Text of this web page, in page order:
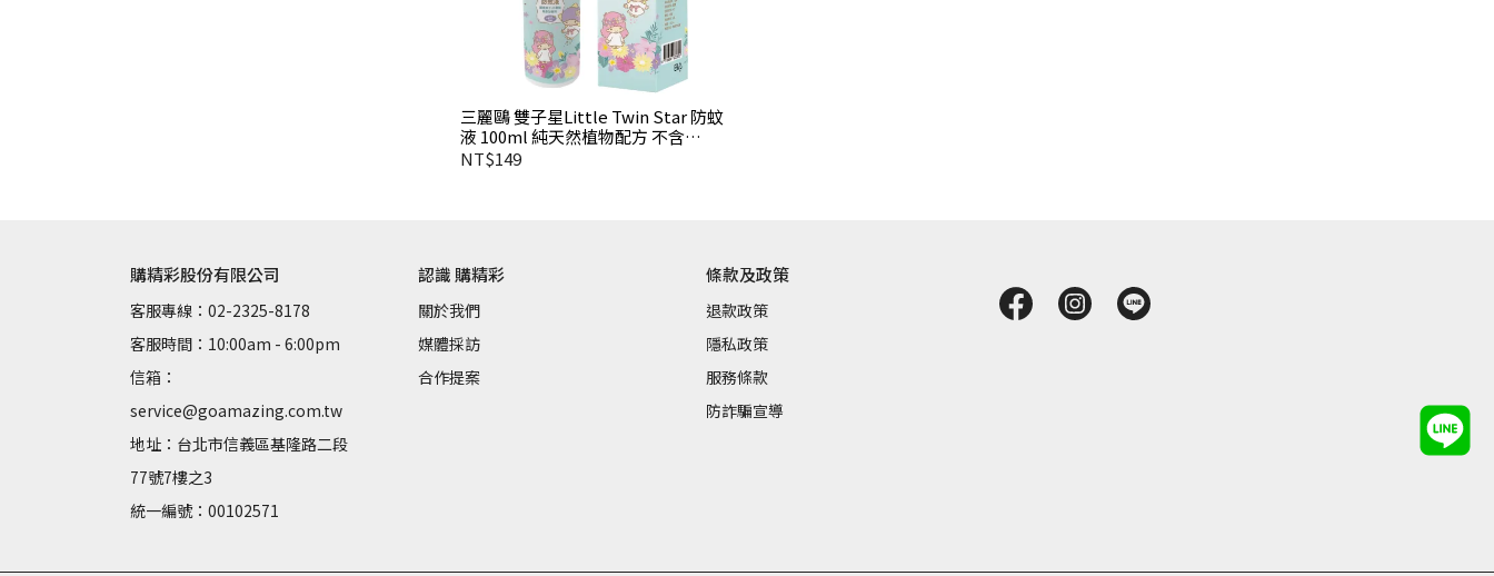
三麗鷗 雙子星Little Twin Star 防蚊
液 100ml 純天然植物配方 不含
DEET(敵避) 台灣製
NT$149
購精彩股份有限公司
客服專線：02-2325-8178
客服時間：10:00am - 6:00pm
信箱：
service@goamazing.com.tw
地址：台北市信義區基隆路二段
77號7樓之3
統一編號：00102571
認識 購精彩
關於我們
媒體採訪
合作提案
條款及政策
退款政策
隱私政策
服務條款
防詐騙宣導